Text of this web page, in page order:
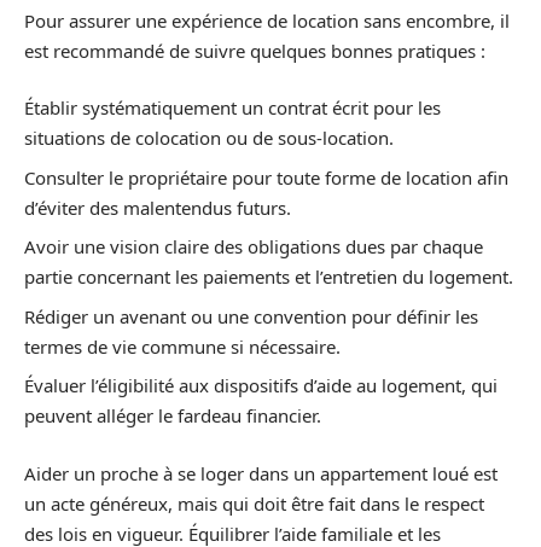
Pour assurer une expérience de location sans encombre, il
est recommandé de suivre quelques bonnes pratiques :
Établir systématiquement un contrat écrit pour les
situations de colocation ou de sous-location.
Consulter le propriétaire pour toute forme de location afin
d’éviter des malentendus futurs.
Avoir une vision claire des obligations dues par chaque
partie concernant les paiements et l’entretien du logement.
Rédiger un avenant ou une convention pour définir les
termes de vie commune si nécessaire.
Évaluer l’éligibilité aux dispositifs d’aide au logement, qui
peuvent alléger le fardeau financier.
Aider un proche à se loger dans un appartement loué est
un acte généreux, mais qui doit être fait dans le respect
des lois en vigueur. Équilibrer l’aide familiale et les